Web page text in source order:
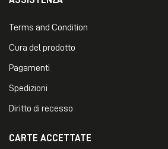
Terms and Condition
Cura del prodotto
Pagamenti
Spedizioni
Diritto di recesso
CARTE ACCETTATE